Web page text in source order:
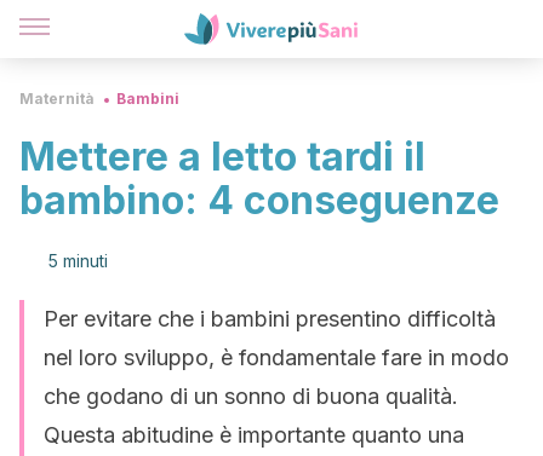
Maternità Bambini
Mettere a letto tardi il
bambino: 4 conseguenze
5 minuti
Per evitare che i bambini presentino difficoltà
nel loro sviluppo, è fondamentale fare in modo
che godano di un sonno di buona qualità.
Questa abitudine è importante quanto una